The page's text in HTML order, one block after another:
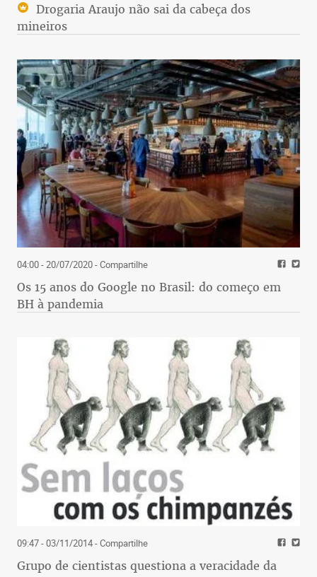
Drogaria Araujo não sai da cabeça dos
mineiros
04:00 - 20/07/2020- Compartilhe
Os 15 anos do Google no Brasil: do começo em
BH à pandemia
09:47 - 03/11/2014- Compartilhe
Grupo de cientistas questiona a veracidade da